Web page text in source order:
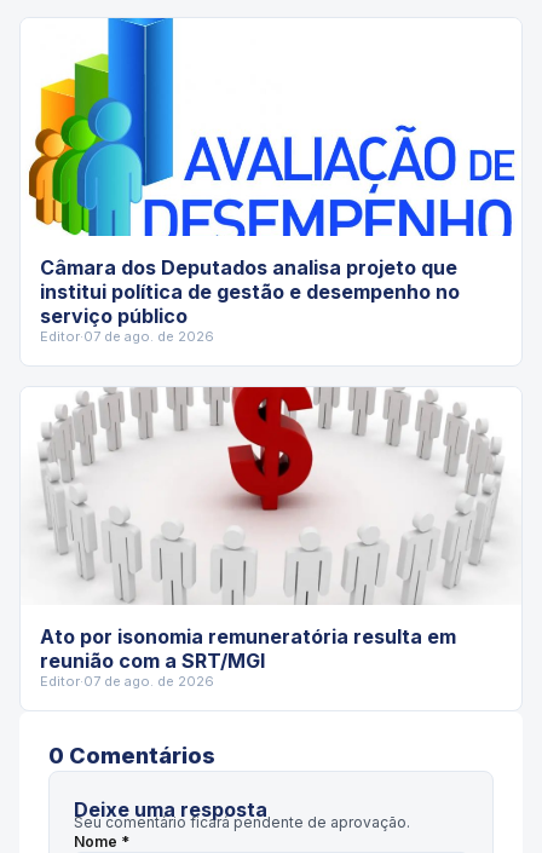
Câmara dos Deputados analisa projeto que
institui política de gestão e desempenho no
serviço público
Editor·07 de ago. de 2026
Ato por isonomia remuneratória resulta em
reunião com a SRT/MGI
Editor·07 de ago. de 2026
0 Comentários
Deixe uma resposta
Seu comentário ficará pendente de aprovação.
Nome *